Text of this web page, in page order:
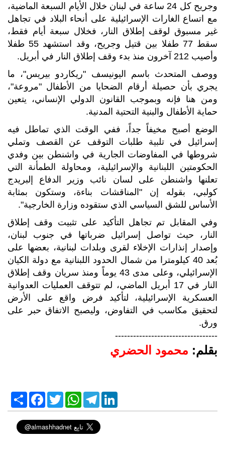
وجريح كل 24 ‌ساعة في لبنان خلال الأيام السبعة الماضية،
مع اتساع الغارات الإسرائيلية على أنحاء البلاد في تجاهل
غير مسبوق لوقف إطلاق النار، فخلال سبعة أيام فقط،
سقط 77 طفلا بين قتيل وجريح، وقد استشهد 55 طفلا
وأصيب 212 آخرون منذ بدء وقف إطلاق النار في أبريل.
ووصف المتحدث باسم اليونيسف "ريكاردو بيريس"، ما
يجري بأن حصيلة أرقام الضحايا من الأطفال "مروعة"،
ومن هنا فإنه وبموجب القانون الدولي الإنساني، ‌يتعين
حماية الأطفال والبنية التحتية المدنية.
الوضع أصبح مخيفاً جداً، ففي الوقت الذي تماطل فيه
إسرائيل في تلبية طلبات التوقف عن القصف وتملي
شروطها في المفاوضات الجارية في واشنطن بين وفدي
الحكومتين اللبنانية والإسرائيلية، ومحاولة الطمأنة التي
تعلنها واشنطن على لسان نائب وزير الدفاع إلبريدج
كولبي، بقوله إن "المناقشات بناءة، وستكون بمثابة
الأساس للشق السياسي الذي ستقوده وزارة الخارجية".
وفي المقابل تم تجاهل التأكيد على تثبيت وقف إطلاق
النار، حيث تواصل إسرائيل ضرباتها في جنوب لبنان،
وإصدار إنذارات الإخلاء لقرى وبلدات لبنانية، بعضها على
بُعد 40 كيلومترا من شمال الحدود اللبنانية مع دولة الكيان
الإسرائيلي، وعلى مدى 43 يوماً ومنذ سريان وقف إطلاق
النار في 17 أبريل الماضي، لم تتوقف العمليات العدوانية
العسكرية الإسرائيلية، لتأكيد فرض واقع على الأرض
لتحقيق مكاسب في التفاوض، وليصبح الاتفاق حبر على
ورق.
----------------------------------
بقلم: محمود الحضري
S
h
a
r
e
F
a
c
e
b
o
T
w
i
t
t
e
W
h
a
t
s
A
T
e
l
e
g
r
L
i
n